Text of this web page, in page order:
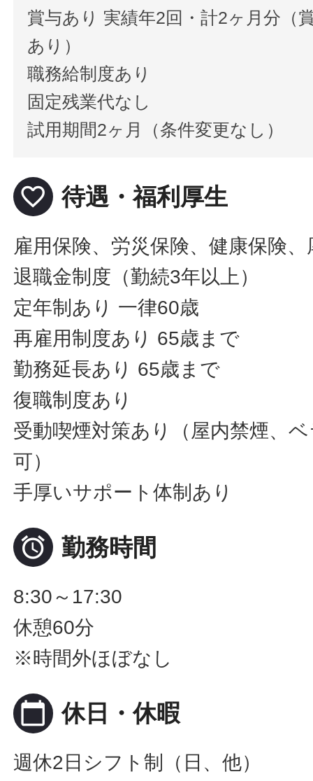
賞与あり 実績年2回・計2ヶ月分（
あり）
職務給制度あり
固定残業代なし
試用期間2ヶ月（条件変更なし）
favorite_border 待遇・福利厚生
雇用保険、労災保険、健康保険
退職金制度（勤続3年以上）
定年制あり 一律60歳
再雇用制度あり 65歳まで
勤務延長あり 65歳まで
復職制度あり
受動喫煙対策あり（屋内禁煙、
可）
手厚いサポート体制あり
 勤務時間
8:30～17:30
休憩60分
※時間外ほぼなし
calendar_today 休日・休暇
週休2日シフト制（日、他）